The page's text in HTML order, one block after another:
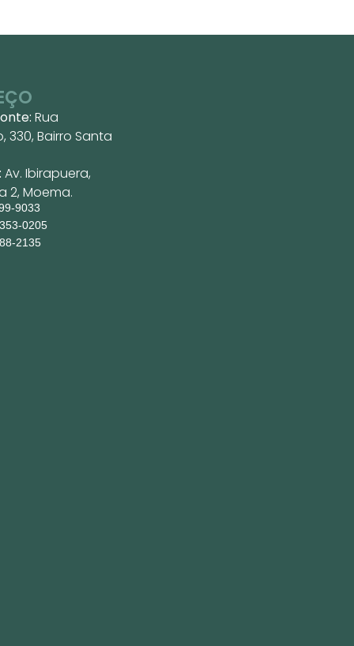
Rua
330, Bairro Santa
Av. Ibirapuera,
2, Moema.
9033
0205
2135